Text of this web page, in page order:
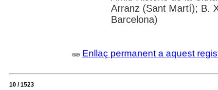
Arranz (Sant Martí); B.
Barcelona)
Enllaç permanent a aquest
10 / 1523